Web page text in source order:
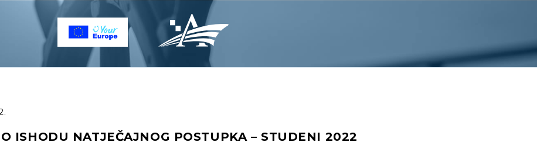
ISHODU NATJEČAJNOG POSTUPKA – STUDENI 2022